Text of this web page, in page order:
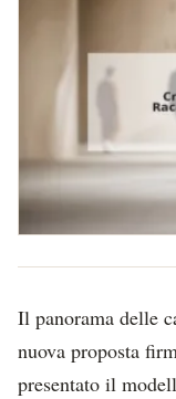
Il panorama delle
nuova proposta
presentato il